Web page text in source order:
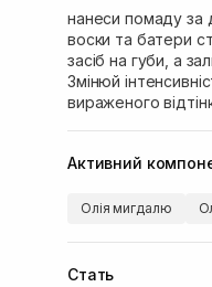
нанеси помаду за
воски та батери
засіб на губи, а
Змінюй
вираженого
Активний
Олія мигдалю
Стать